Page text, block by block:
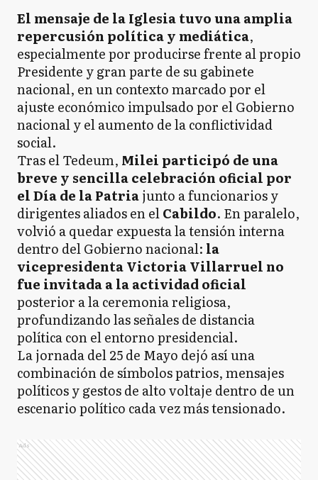
El mensaje de la Iglesia tuvo una amplia
repercusión política y mediática,
especialmente por producirse frente al propio
Presidente y gran parte de su gabinete
nacional, en un contexto marcado por el
ajuste económico impulsado por el Gobierno
nacional y el aumento de la conflictividad
social.
Tras el Tedeum, Milei participó de una
breve y sencilla celebración oficial por
el Día de la Patriajunto a funcionarios y
dirigentes aliados en elCabildo. En paralelo,
volvió a quedar expuesta la tensión interna
dentro del Gobierno nacional: la
vicepresidenta Victoria Villarruel no
fue invitada a la actividad oficial
posterior a la ceremonia religiosa,
profundizando las señales de distancia
política con el entorno presidencial.
La jornada del 25 de Mayo dejó así una
combinación de símbolos patrios, mensajes
políticos y gestos de alto voltaje dentro de un
escenario político cada vez más tensionado.
Ads